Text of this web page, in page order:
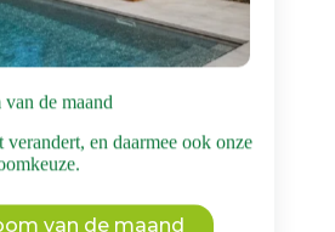
de maand
en daarmee ook onze
van de maand
meerdere
variaties.
Deze
kan
worden
op
productpagina